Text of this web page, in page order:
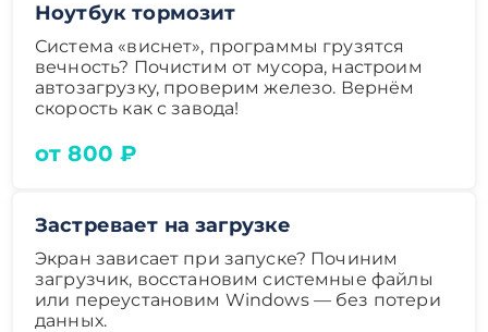
Ноутбук тормозит
Система «виснет», программы грузятся
вечность? Почистим от мусора, настроим
автозагрузку, проверим железо. Вернём
скорость как с завода!
от 800 ₽
Застревает на загрузке
Экран зависает при запуске? Починим
загрузчик, восстановим системные файлы
или переустановим Windows — без потери
данных.